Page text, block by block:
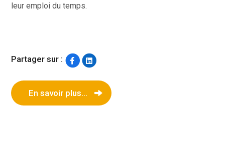
leur emploi du temps.
Partager sur :
En savoir plus...